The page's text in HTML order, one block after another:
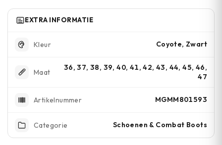
EXTRA INFORMATIE
Kleur Coyote, Zwart
Maat
36, 37, 38, 39, 40, 41, 42, 43, 44, 45, 46,
47
Artikelnummer MGMM801593
Categorie Schoenen & Combat Boots